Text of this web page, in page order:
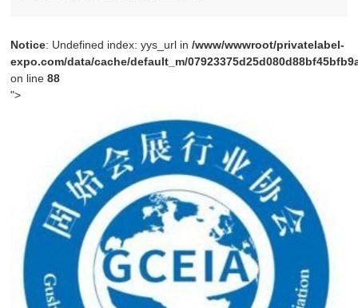
Notice: Undefined index: yys_url in/www/wwwroot/privatelabel-
expo.com/data/cache/default_m/
on line88
">